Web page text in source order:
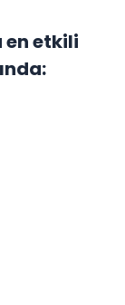
en etkili